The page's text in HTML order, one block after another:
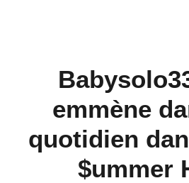
emmène
quotidien
$ummer